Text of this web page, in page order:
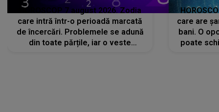
HOROSCOP 7 august 2026. Zodia
care intră într-o perioadă marcată
de încercări. Problemele se adună
din toate părțile, iar o veste
care are
bani. O
poate